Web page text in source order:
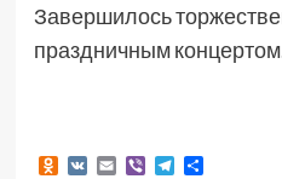
Завершилось
праздничным
Odnoklassniki
VKEmailViberTelegram